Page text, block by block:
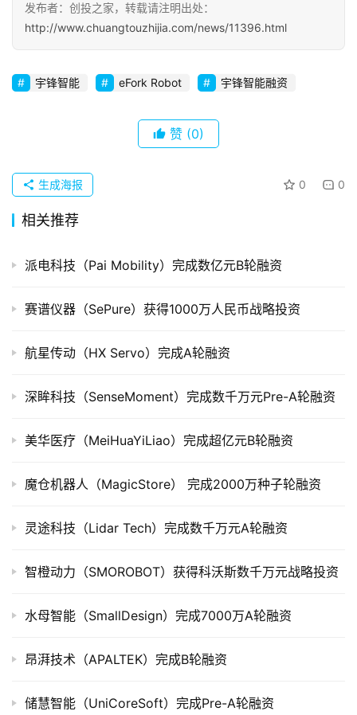
初
业
布
并
重
司
投
据
创
学
投稿
发布者：创投之家，转载请注明出处：
http://www.chuangtouzhijia.com/news/11396.html
宇锋智能 eFork Robot 宇锋智能融资
赞 (0)
0 0
生成海报
相关推荐
派电科技（Pai Mobility）完成数亿元B轮融资
赛谱仪器（SePure）获得1000万人民币战略投资
航星传动（HX Servo）完成A轮融资
深眸科技（SenseMoment）完成数千万元Pre-A轮融资
美华医疗（MeiHuaYiLiao）完成超亿元B轮融资
魔仓机器人（MagicStore） 完成2000万种子轮融资
灵途科技（Lidar Tech）完成数千万元A轮融资
智橙动力（SMOROBOT）获得科沃斯数千万元战略投资
水母智能（SmallDesign）完成7000万A轮融资
昂湃技术（APALTEK）完成B轮融资
储慧智能（UniCoreSoft）完成Pre-A轮融资